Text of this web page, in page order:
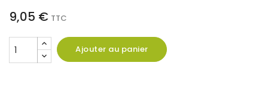
9,05 € TTC
Ajouter au panier